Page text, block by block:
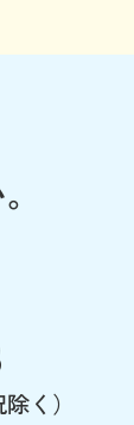
く）